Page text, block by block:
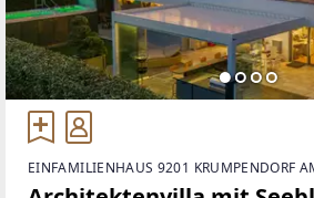
EINFAMILIENHAUS 9201 KRUMPENDORF